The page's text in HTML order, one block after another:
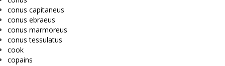
conus capitaneus
conus ebraeus
conus marmoreus
conus tessulatus
cook
copains